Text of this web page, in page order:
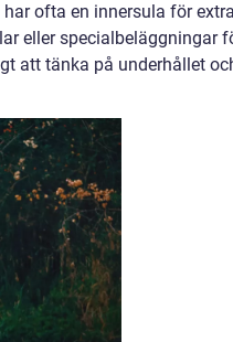
ofta en innersula för extra
eller specialbeläggningar
att tänka på underhållet